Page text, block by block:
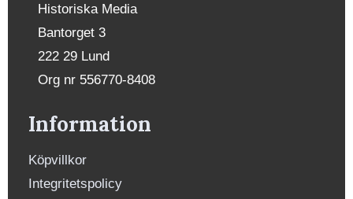
Historiska Media
Bantorget 3
222 29 Lund
Org nr 556770-8408
Information
Köpvillkor
Integritetspolicy